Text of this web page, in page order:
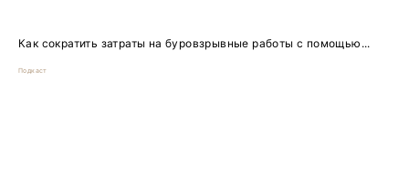
Как сократить затраты на буровзрывные работы с помощью...
Подкаст